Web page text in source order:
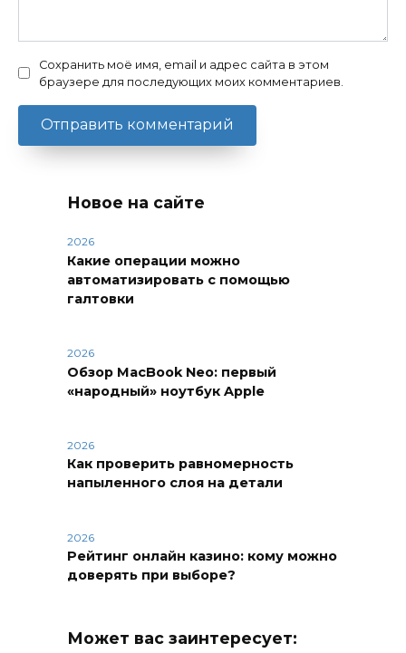
Сохранить моё имя, email и адрес сайта в этом
браузере для последующих моих комментариев.
Новое на сайте
2026
Какие операции можно
автоматизировать с помощью
галтовки
2026
Обзор MacBook Neo: первый
«народный» ноутбук Apple
2026
Как проверить равномерность
напыленного слоя на детали
2026
Рейтинг онлайн казино: кому можно
доверять при выборе?
Может вас заинтересует: